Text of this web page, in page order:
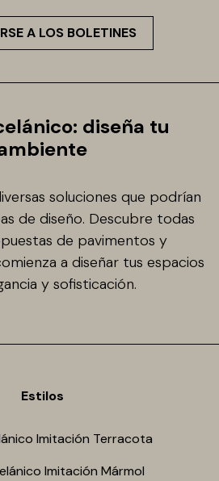
A LOS BOLETINES
diseña tu
soluciones que podrían
de diseño. Descubre todas
de pavimentos y
a diseñar tus espacios
y sofisticación.
Estilos
Imitación Terracota
Imitación Mármol